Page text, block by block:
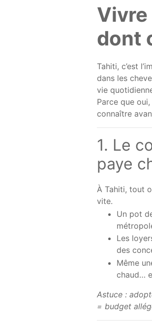
Vivre
dont
Tahiti, c’est
dans les
vie
Parce que
connaître
1. Le
paye
À Tahiti, tout
vite.
Un pot
Les
des
Même
chaud…
Astuce :
= budget